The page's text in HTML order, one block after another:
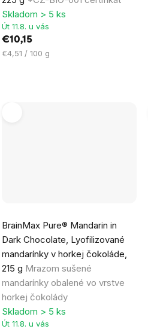
3,0
z
5
hviezdičiek.
Skladom > 5 ks
Út 11.8. u vás
€10,15
Jednotková
€4,51 / 100 g
BrainMax Pure® Mandarin in
Dark Chocolate, Lyofilizované
mandarínky v horkej čokoláde,
215 g Mrazom sušené
mandarínky obalené vo vrstve
horkej čokolády
Skladom > 5 ks
Út 11.8. u vás